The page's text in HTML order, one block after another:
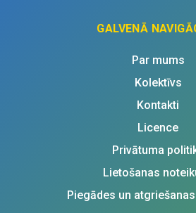
GALVENĀ
Par mums
Kolektīvs
Kontakti
Licence
Privātuma
Lietošanas
Piegādes un